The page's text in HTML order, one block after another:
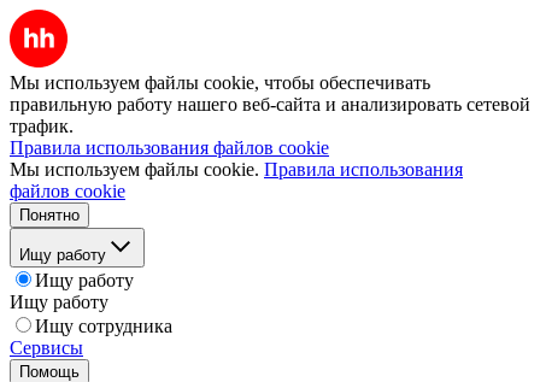
Мы используем файлы cookie, чтобы обеспечивать
правильную работу нашего веб-сайта и анализировать сетевой
трафик.
Правила использования файлов cookie
Мы используем файлы cookie. Правила использования
файлов cookie
Понятно
Ищу работу
Ищу работу
Ищу работу
Ищу сотрудника
Сервисы
Помощь